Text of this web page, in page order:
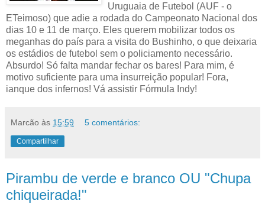
Uruguaia de Futebol (AUF - o
ETeimoso) que adie a rodada do Campeonato Nacional dos
dias 10 e 11 de março. Eles querem mobilizar todos os
meganhas do país para a visita do Bushinho, o que deixaria
os estádios de futebol sem o policiamento necessário.
Absurdo! Só falta mandar fechar os bares! Para mim, é
motivo suficiente para uma insurreição popular! Fora,
ianque dos infernos! Vá assistir Fórmula Indy!
Marcão às 15:59 5 comentários:
Compartilhar
Pirambu de verde e branco OU "Chupa
chiqueirada!"